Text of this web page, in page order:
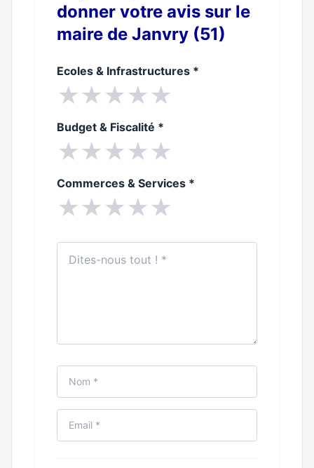
donner votre avis sur le
maire de Janvry (51)
Ecoles & Infrastructures *
★★★★★
Budget & Fiscalité *
★★★★★
Commerces & Services *
★★★★★